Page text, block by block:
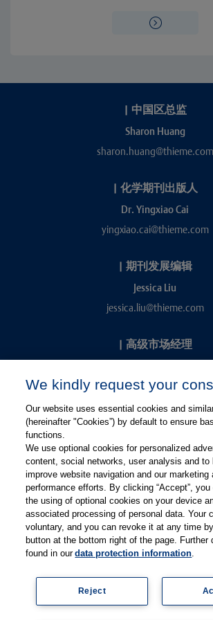
| 中国区总监
Sharon Huang
sharon.huang@thieme.com
| 化学期刊出版人
Dr. Yingxiao Cai
yingxiao.cai@thieme.com
| 期刊发展编辑
Jessica Liu
jessica.liu@thieme.com
| 高级市场经理
kevin.chang@thieme.com
关注微博
关注微信
有关Thieme图书翻译及版权业务，请联系：
| Thieme-Connect |
© Copyright 2025, 德国蒂墨出版集团（
We kindly request your
Our website uses essential cookies and
(hereinafter "Cookies”) by default to ensure
functions.
We use optional cookies for personalized
content, social networks, user analysis and to
improve website navigation and our marketing
performance efforts. By clicking “Accept”,
the using of optional cookies on your device
associated processing of personal data. Your
voluntary, and you can revoke it at any time
button at the bottom right of the page. Further
found in ourdata protection information.
Reject